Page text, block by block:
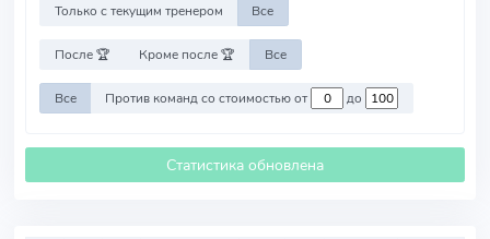
Только с текущим тренером Все
После 🏆 Кроме после 🏆 Все
Все Против команд со стоимостью от до
Статистика обновлена